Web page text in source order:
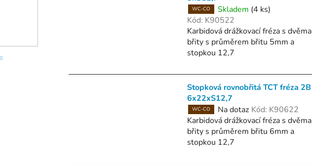
WC-CO Skladem (4 ks)
Kód: K90522
Karbidová drážkovací fréza s dvěma
břity s průměrem břitu 5mm a
stopkou 12,7
Stopková rovnobřitá TCT fréza 2B
6x22xS12,7
WC-CO Na dotaz Kód: K90622
Karbidová drážkovací fréza s dvěma
břity s průměrem břitu 6mm a
stopkou 12,7